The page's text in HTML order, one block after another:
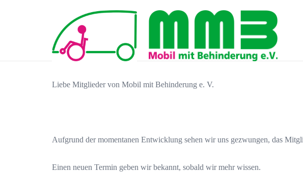
Liebe Mitglieder von Mobil mit Behinderung e. V.
Aufgrund der momentanen Entwicklung sehen wir uns gezwungen, das
Einen neuen Termin geben wir bekannt, sobald wir mehr wissen.